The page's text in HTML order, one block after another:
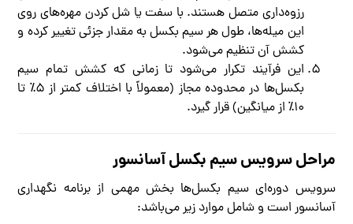
رزوه‌داری متصل هستند. با سفت یا شل کردن مهره‌های روی
این میله‌ها، طول هر سیم بکسل به مقدار جزئی تغییر کرده و
کشش آن تنظیم می‌شود.
این فرآیند تکرار می‌شود تا زمانی که کشش تمام سیم
بکسل‌ها در محدوده مجاز (معمولاً با اختلاف کمتر از ۵٪ تا
۱۰٪ از میانگین) قرار گیرد.
مراحل سرویس سیم بکسل آسانسور
سرویس دوره‌ای سیم بکسل‌ها بخش مهمی از برنامه نگهداری
آسانسور است و شامل موارد زیر می‌باشد: